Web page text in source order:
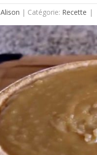
Alison | Catégorie: Recette